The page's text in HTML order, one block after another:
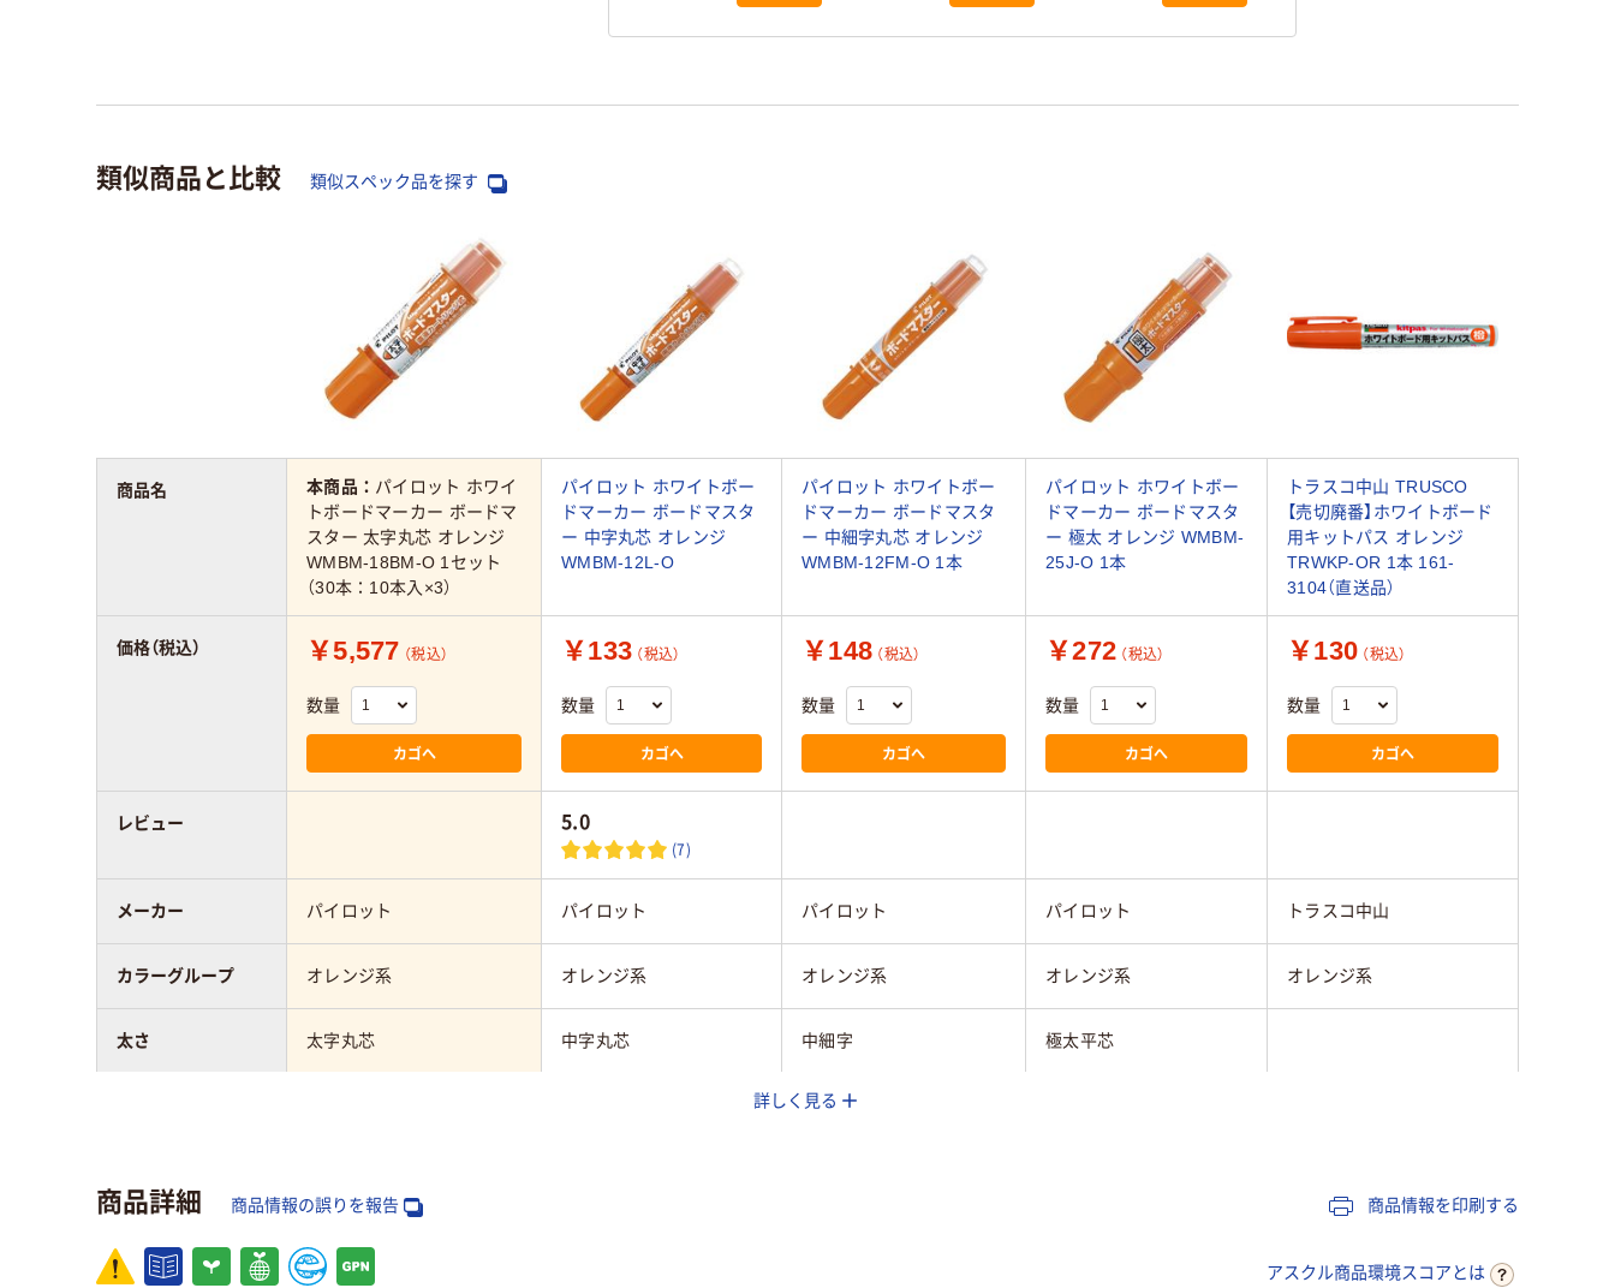
類似商品と比較 類似スペック品を探す
商品名 本商品： パイロット ホワイ
トボードマーカー ボードマ
スター 太字丸芯 オレンジ
WMBM-18BM-O 1セット
（30本：10本入×3）
パイロット ホワイトボー
ドマーカー ボードマスタ
ー 中字丸芯 オレンジ
WMBM-12L-O
パイロット ホワイトボー
ドマーカー ボードマスタ
ー 中細字丸芯 オレンジ
WMBM-12FM-O 1本
パイロット ホワイトボー
ドマーカー ボードマスタ
ー 極太 オレンジ WMBM-
25J-O 1本
トラスコ中山 TRUSCO
【売切廃番】ホワイトボード
用キットパス オレンジ
TRWKP-OR 1本 161-
3104（直送品）
価格（税込） ￥5,577 （税込）
数量
カゴへ
￥133 （税込）
数量
カゴへ
￥148 （税込）
数量
カゴへ
￥272 （税込）
数量
カゴへ
￥130 （税込）
数量
カゴへ
レビュー 5.0
(7)
メーカー パイロット パイロット パイロット パイロット トラスコ中山
カラーグループ オレンジ系 オレンジ系 オレンジ系 オレンジ系 オレンジ系
太さ 太字丸芯 中字丸芯 中細字 極太平芯
交換式本体
ク
詳しく見る
商品詳細 商品情報の誤りを報告 商品情報を印刷する
アスクル商品環境スコアとは